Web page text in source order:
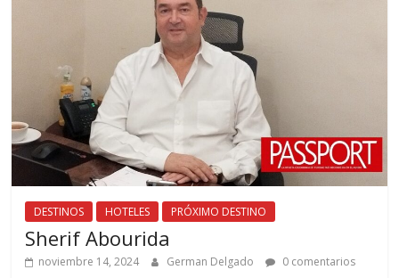
DESTINOS HOTELES PRÓXIMO DESTINO
Sherif Abourida
noviembre 14, 2024 German Delgado 0 comentarios